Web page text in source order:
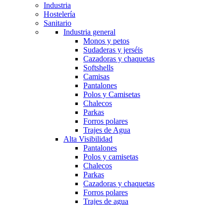
Industria
Hostelería
Sanitario
Industria general
Monos y petos
Sudaderas y jerséis
Cazadoras y chaquetas
Softshells
Camisas
Pantalones
Polos y Camisetas
Chalecos
Parkas
Forros polares
Trajes de Agua
Alta Visibilidad
Pantalones
Polos y camisetas
Chalecos
Parkas
Cazadoras y chaquetas
Forros polares
Trajes de agua